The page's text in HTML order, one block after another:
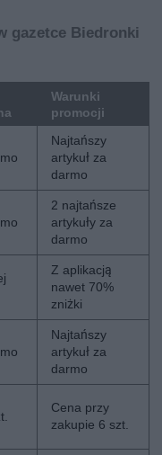
gazetce Biedronki
Warunki
promocji
Najtańszy
artykuł za
darmo
2 najtańsze
artykuły za
darmo
Z aplikacją
nawet 70%
zniżki
Najtańszy
artykuł za
darmo
Cena przy
zakupie 6 szt.